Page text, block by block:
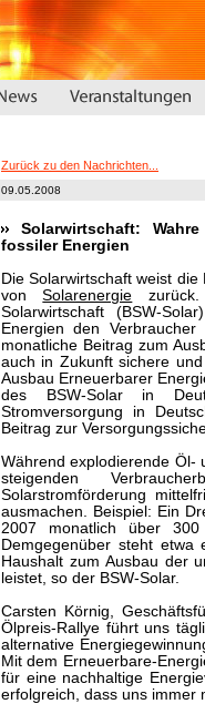
Zurück zu den Nachrichten...
09.05.2008
Solarwirtschaft:
fossiler Energien
Die Solarwirtschaft weist
vonSolarenergie zurück.
Solarwirtschaft (BSW-
Energien den
monatliche Beitrag zum
auch in Zukunft sichere
Ausbau Erneuerbarer
des BSW-Solar in
Stromversorgung in
Beitrag zur
Während explodierende Öl-
steigenden
Solarstromförderung
ausmachen. Beispiel: Ein
2007 monatlich über
Demgegenüber steht
Haushalt zum Ausbau der
leistet, so der BSW-Solar.
Carsten Körnig,
Ölpreis-Rallye führt uns
alternative
Mit dem Erneuerbare-
für eine nachhaltige
erfolgreich, dass uns immer